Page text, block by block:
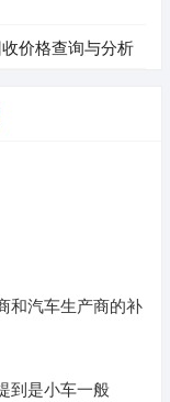
价格查询与分析
和汽车生产商的补
到是小车一般